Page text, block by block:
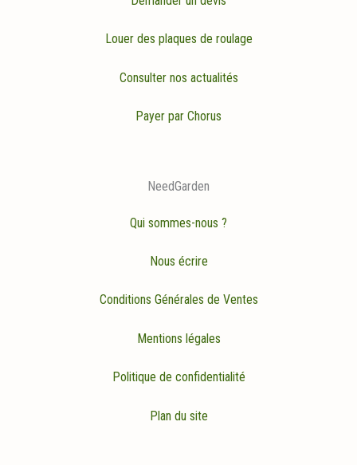
Louer des plaques de roulage
Consulter nos actualités
Payer par Chorus
NeedGarden
Qui sommes-nous ?
Nous écrire
Conditions Générales de Ventes
Mentions légales
Politique de confidentialité
Plan du site